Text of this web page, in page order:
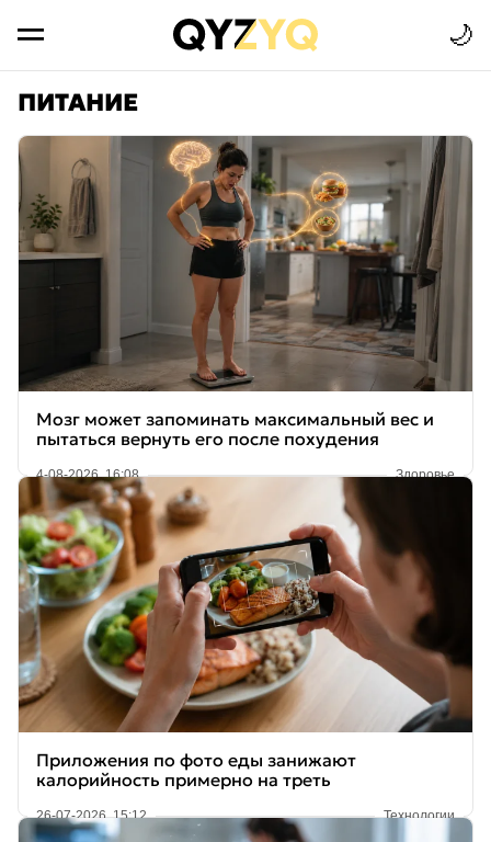
🌙
ПИТАНИЕ
Мозг может запоминать максимальный вес и
пытаться вернуть его после похудения
4-08-2026, 16:08 Здоровье
Приложения по фото еды занижают
калорийность примерно на треть
26-07-2026, 15:12 Технологии